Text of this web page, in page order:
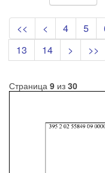
<< < 4 5
13
14 > >>
Страница 9 из 30